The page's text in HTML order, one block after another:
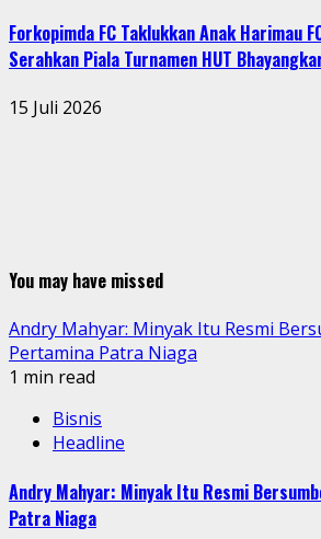
Forkopimda FC Taklukkan Anak Harimau
Serahkan Piala Turnamen HUT
15 Juli 2026
You may have missed
Andry Mahyar: Minyak Itu Resmi
Pertamina Patra Niaga
1 min read
Bisnis
Headline
Andry Mahyar: Minyak Itu Resmi
Patra Niaga